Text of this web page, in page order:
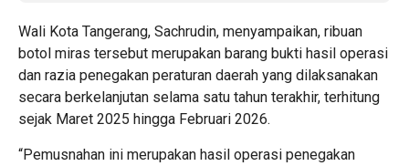
Wali Kota Tangerang, Sachrudin, menyampaikan, ribuan
botol miras tersebut merupakan barang bukti hasil operasi
dan razia penegakan peraturan daerah yang dilaksanakan
secara berkelanjutan selama satu tahun terakhir, terhitung
sejak Maret 2025 hingga Februari 2026.
“Pemusnahan ini merupakan hasil operasi penegakan